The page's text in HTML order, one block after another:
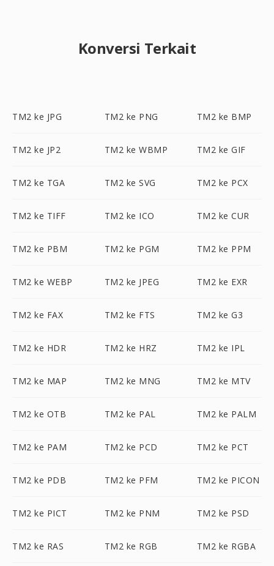
Konversi Terkait
TM2 ke JPG TM2 ke PNG TM2 ke BMP
TM2 ke JP2 TM2 ke WBMP TM2 ke GIF
TM2 ke TGA TM2 ke SVG TM2 ke PCX
TM2 ke TIFF TM2 ke ICO TM2 ke CUR
TM2 ke PBM TM2 ke PGM TM2 ke PPM
TM2 ke WEBP TM2 ke JPEG TM2 ke EXR
TM2 ke FAX TM2 ke FTS TM2 ke G3
TM2 ke HDR TM2 ke HRZ TM2 ke IPL
TM2 ke MAP TM2 ke MNG TM2 ke MTV
TM2 ke OTB TM2 ke PAL TM2 ke PALM
TM2 ke PAM TM2 ke PCD TM2 ke PCT
TM2 ke PDB TM2 ke PFM TM2 ke PICON
TM2 ke PICT TM2 ke PNM TM2 ke PSD
TM2 ke RAS TM2 ke RGB TM2 ke RGBA